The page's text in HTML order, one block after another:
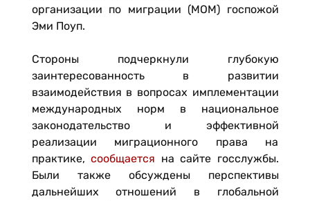
организации по миграции (МОМ) госпожой
Эми Поуп.
Стороны подчеркнули глубокую
заинтересованность в развитии
взаимодействия в вопросах имплементации
международных норм в национальное
законодательство и эффективной
реализации миграционного права на
практике, сообщается на сайте госслужбы.
Были также обсуждены перспективы
дальнейших отношений в глобальной